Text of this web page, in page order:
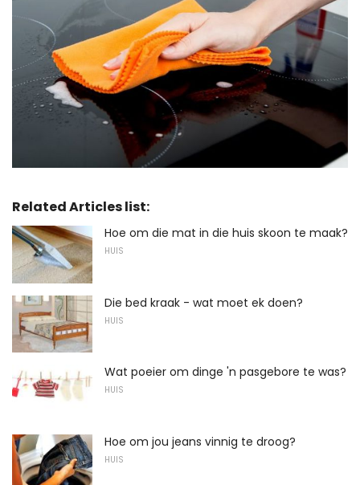
Related Articles list:
Hoe om die mat in die huis skoon te maak?
HUIS
Die bed kraak - wat moet ek doen?
HUIS
Wat poeier om dinge 'n pasgebore te was?
HUIS
Hoe om jou jeans vinnig te droog?
HUIS